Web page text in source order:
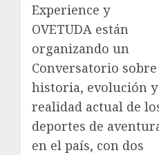
Experience y
OVETUDA están
organizando un
Conversatorio
historia, evolución y
realidad actual de
deportes de
en el país, con dos